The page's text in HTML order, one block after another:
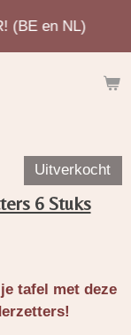
(BE en NL)
Uitverkocht
6 Stuks
tafel met deze